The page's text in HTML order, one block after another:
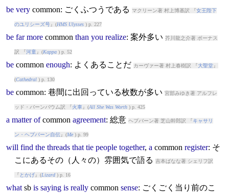
be very common: ごくふつうである マクリーン著 村上博基訳 『女王陛下
のユリシーズ号』(HMS Ulysses) p. 227
be far more common than you realize: 案外多い 芥川龍之介著 ボーナス
訳 『河童』(Kappa) p. 52
be common enough: よくあることだ カーヴァー著 村上春樹訳 『大聖堂』
(Cathedral) p. 130
be common: 巷間に出回っている枚数が多い 宮部みゆき著 アルフレ
ッド・バーンバウム訳 『火車 』(All She Was Worth) p. 425
a matter of common agreement: 総意 ヘプバーン著 芝山幹郎訳 『キャサリ
ン・ヘプバーン自伝』(Me) p. 99
will find the threads that tie people together, a common register: そ
こにあるその（人々の）雰囲気で語る 吉本ばなな著 シェリフ訳
『 とかげ』(Lizard) p. 16
whatsb is saying is really common sense: ごくごく当り前のこ